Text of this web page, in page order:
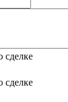
сделке
сделке